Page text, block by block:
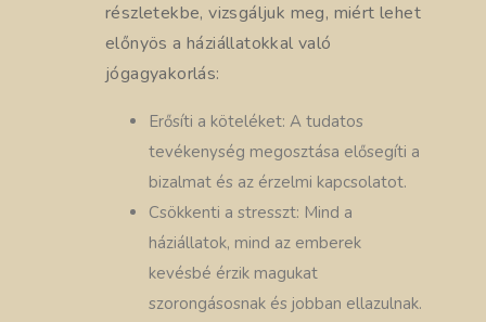
részletekbe, vizsgáljuk meg, miért lehet
előnyös a háziállatokkal való
jógagyakorlás:
Erősíti a köteléket: A tudatos
tevékenység megosztása elősegíti a
bizalmat és az érzelmi kapcsolatot.
Csökkenti a stresszt: Mind a
háziállatok, mind az emberek
kevésbé érzik magukat
szorongásosnak és jobban ellazulnak.